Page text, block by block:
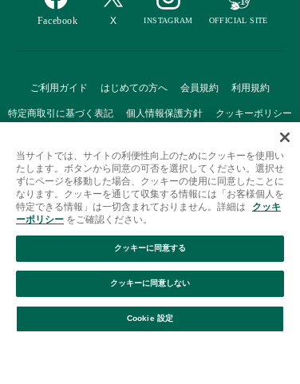
絞り込み 並び替え
ご利用ガイド はじめての方へ 会員規約 利用規約
特定商取引に基づく表記 個人情報保護方針 クッキーポリシー
Afternoon Tea(アフタヌーンティー)公式オンラインストアで
は、
キッチン・ダイニングなどの生活雑貨、紅茶・焼き菓子など、
毎日新商品をご用意しています。
当サイトでは、サイトの利便性向上のためにクッキーを使用い
たします。ボタンから同意の可否を選択してください。選択せ
ずにページを移動した場合、クッキーの使用に同意したことに
なります。クッキーを通じて収集する情報には「お客様個人を
特定できる情報」は一切含まれておりません。詳細は
クッキ
ーポリシー をご確認ください。
Cookie 設定
クッキーに同意しない
クッキーに同意する